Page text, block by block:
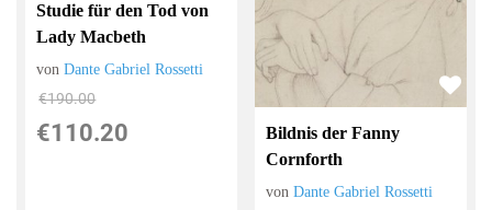
Studie für den Tod von
Lady Macbeth
vonDante Gabriel Rossetti
€190.00
€110.20
Bildnis der Fanny
Cornforth
vonDante Gabriel Rossetti